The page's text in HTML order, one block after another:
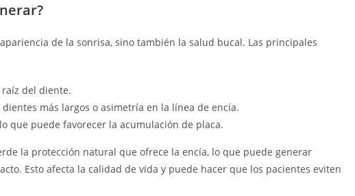
de la sonrisa, sino también la salud bucal. Las principales
del diente.
más largos o asimetría en la línea de encía.
lo que puede favorecer la acumulación de placa.
la protección natural que ofrece la encía, lo que puede generar
Esto afecta la calidad de vida y puede hacer que los pacientes eviten